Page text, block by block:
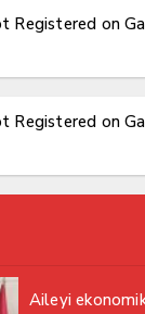
Registered on
Registered on
Aileyi